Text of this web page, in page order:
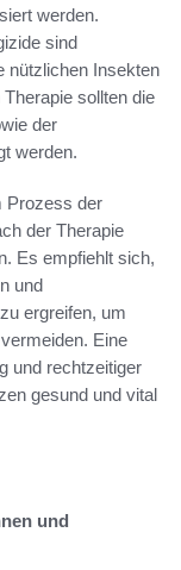
werden.
sind
nützlichen Insekten
sollten die
der
werden.
Prozess der
der Therapie
Es empfiehlt sich,
und
ergreifen, um
Eine
und rechtzeitiger
gesund und vital
und